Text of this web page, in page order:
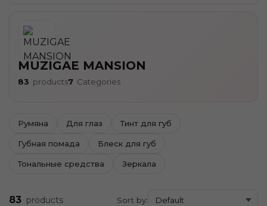
MUZIGAE MANSION
83 products7 Categories
Румяна Для глаз Тинт для губ
Губная помада Блеск для губ
Тональные средства Зеркала
83 products Sort by: